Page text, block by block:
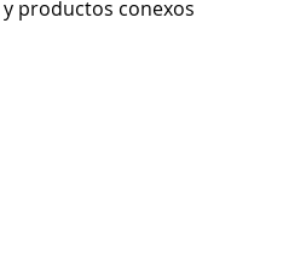
productos conexos